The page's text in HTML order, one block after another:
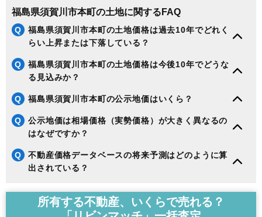
福島県須賀川市本町の土地に関するFAQ
Q
福島県須賀川市本町の土地価格は過去10年でどれく
らい上昇または下落している？
Q
福島県須賀川市本町の土地価格は今後10年でどうな
る見込みか？
Q 福島県須賀川市本町の公示地価はいくら？
Q
公示地価は相場価格（実勢価格）が大きく異なるの
はなぜですか？
Q
不動産価格データベースの将来予測はどのように算
出されている？
所有する不動産、いくらで売れる？